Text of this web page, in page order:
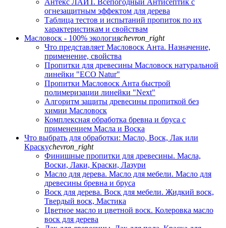
Антекс ЛАЙТ. Всепогодный Антисептик с
огнезащитным эффектом для дерева
Таблица тестов и испытаний пропиток по их
характеристикам и свойствам
Масловоск - 100% экологияchevron_right
Что представляет Масловоск Анта. Назначение,
применение, свойства
Пропитки для древесины Масловоск натуральной
линейки "ECO Natur"
Пропитки Масловоск Анта быстрой
полимеризации линейки "Next"
Алгоритм защиты древесины пропиткой без
химии Масловоск
Комплексная обработка бревна и бруса с
применением Масла и Воска
Что выбрать для обработки: Масло, Воск, Лак или
Краскуchevron_right
Финишные пропитки для древесины. Масла,
Воски, Лаки, Краски, Лазури
Масло для дерева. Масло для мебели. Масло для
древесины бревна и бруса
Воск для дерева. Воск для мебели. Жидкий воск,
Твердый воск, Мастика
Цветное масло и цветной воск. Колеровка масло
воск для дерева